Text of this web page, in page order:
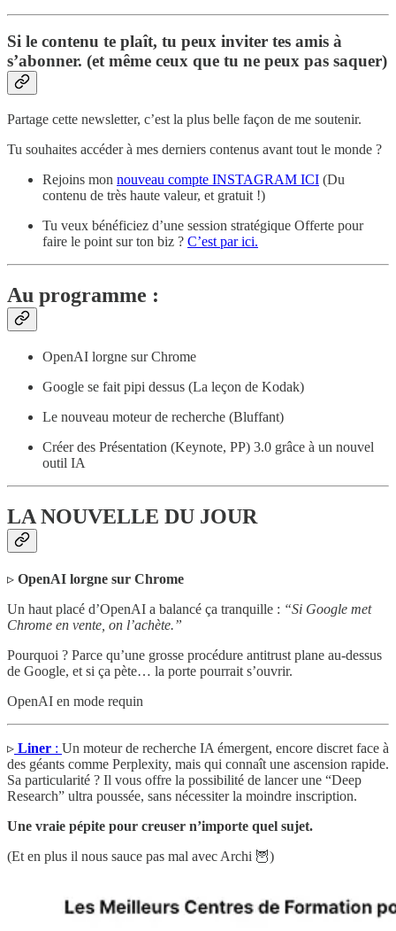
Si le contenu te plaît, tu peux inviter tes amis à
s’abonner. (et même ceux que tu ne peux pas saquer)
Partage cette newsletter, c’est la plus belle façon de me soutenir.
Tu souhaites accéder à mes derniers contenus avant tout le monde ?
Rejoins mon nouveau compte INSTAGRAM ICI (Du
contenu de très haute valeur, et gratuit !)
Tu veux bénéficiez d’une session stratégique Offerte pour
faire le point sur ton biz ? C’est par ici.
Au programme :
OpenAI lorgne sur Chrome
Google se fait pipi dessus (La leçon de Kodak)
Le nouveau moteur de recherche (Bluffant)
Créer des Présentation (Keynote, PP) 3.0 grâce à un nouvel
outil IA
LA NOUVELLE DU JOUR
▹ OpenAI lorgne sur Chrome
Un haut placé d’OpenAI a balancé ça tranquille : “Si Google met
Chrome en vente, on l’achète.”
Pourquoi ? Parce qu’une grosse procédure antitrust plane au-dessus
de Google, et si ça pète… la porte pourrait s’ouvrir.
OpenAI en mode requin
▹ Liner : Un moteur de recherche IA émergent, encore discret face à
des géants comme Perplexity, mais qui connaît une ascension rapide.
Sa particularité ? Il vous offre la possibilité de lancer une “Deep
Research” ultra poussée, sans nécessiter la moindre inscription.
Une vraie pépite pour creuser n’importe quel sujet.
(Et en plus il nous sauce pas mal avec Archi 🦉)